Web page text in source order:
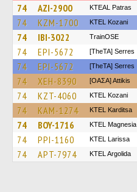
74 AZI-2900 KTEAL Patras
74 KZM-1700 ΚΤΕL Kozani
74 IBI-3022 TrainΟSE
74 EPI-5672 [TheTA] Serres
74 EPI-5672 [TheTA] Serres
74 XEH-8390 [ΟΑΣΑ] Αttikis
74 KZT-4060 ΚΤΕL Kozani
74 KAM-1274 ΚΤΕL Karditsa
74 BOY-1716 ΚΤΕL Magnesia
74 PPI-1160 KTEL Larissa
74 APT-7974 KTEL Argolida